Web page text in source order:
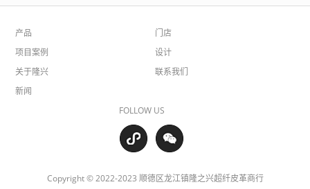
产品
项目案例
关于隆兴
新闻
门店
设计
联系我们
FOLLOW US
Copyright © 2022-2023 顺德区龙江镇隆之兴超纤皮革商行